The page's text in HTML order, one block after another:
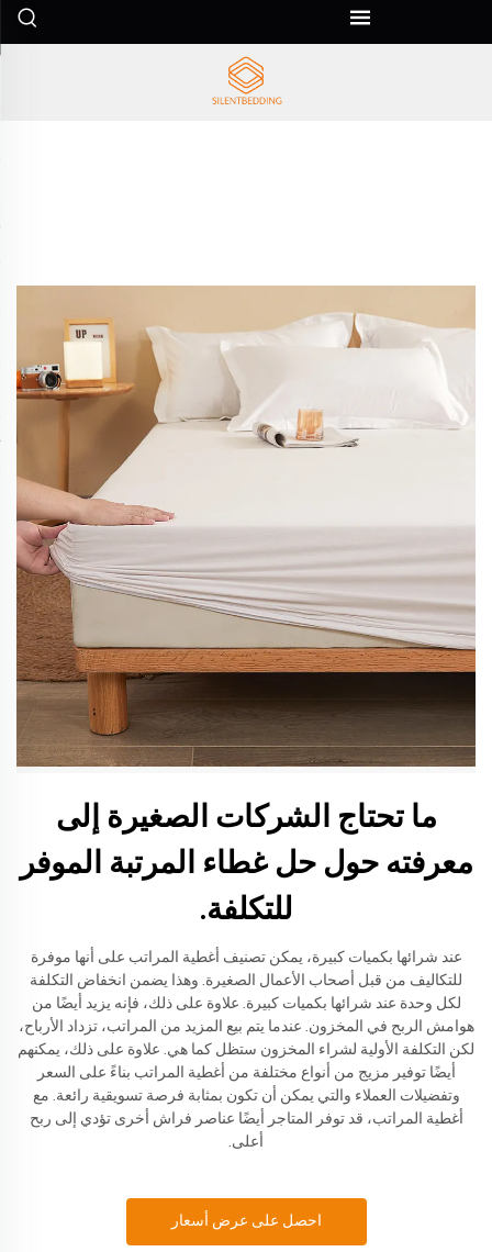
ما تحتاج الشركات الصغيرة إلى
معرفته حول حل غطاء المرتبة الموفر
للتكلفة.
عند شرائها بكميات كبيرة، يمكن تصنيف أغطية المراتب على أنها موفرة
للتكاليف من قبل أصحاب الأعمال الصغيرة. وهذا يضمن انخفاض التكلفة
لكل وحدة عند شرائها بكميات كبيرة. علاوة على ذلك، فإنه يزيد أيضًا من
هوامش الربح في المخزون. عندما يتم بيع المزيد من المراتب، تزداد الأرباح،
لكن التكلفة الأولية لشراء المخزون ستظل كما هي. علاوة على ذلك، يمكنهم
أيضًا توفير مزيج من أنواع مختلفة من أغطية المراتب بناءً على السعر
وتفضيلات العملاء والتي يمكن أن تكون بمثابة فرصة تسويقية رائعة. مع
أغطية المراتب، قد توفر المتاجر أيضًا عناصر فراش أخرى تؤدي إلى ربح
أعلى.
احصل على عرض أسعار